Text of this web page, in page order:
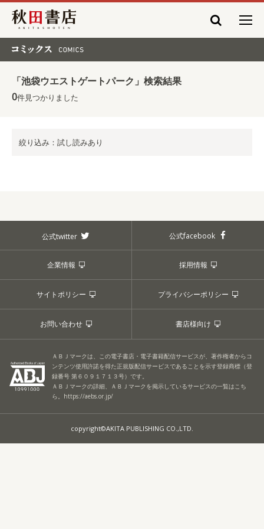
秋田書店
「池袋ウエストゲートパーク」検索結果
0件見つかりました
絞り込み：試し読みあり
公式twitter 公式facebook
企業情報 採用情報
サイトポリシー プライバシーポリシー
お問い合わせ 書店様向け
ＡＢＪマークは、この電子書店・電子書籍配信サービスが、著作権者からコ
ンテンツ使用許諾を得た正規版配信サービスであることを示す登録商標（登
録番号 第６０９１７１３号）です。
ＡＢＪマークの詳細、ＡＢＪマークを掲示しているサービスの一覧はこち
ら。 https://aebs.or.jp/
copyright©AKITA PUBLISHING CO.,LTD.